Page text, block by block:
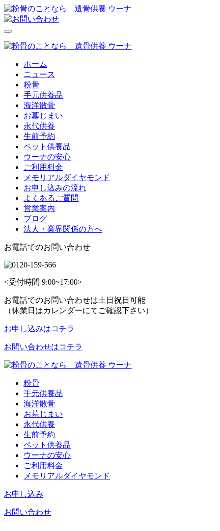
ホーム
ニュース
粉骨
手元供養品
海洋散骨
お墓じまい
永代供養
生前予約
ペット供養品
ウーナの安心
ご利用料金
メモリアルダイヤモンド
お申し込みの流れ
よくあるご質問
営業案内
ブログ
法人・業界関係の方へ
お電話でのお問い合わせ
<受付時間 9:00~17:00>
お電話でのお問い合わせは土日祝日可能
（休業日はカレンダーにてご確認下さい）
お申し込みはコチラ
お問い合わせはコチラ
粉骨
手元供養品
海洋散骨
お墓じまい
永代供養
生前予約
ペット供養品
ウーナの安心
ご利用料金
メモリアルダイヤモンド
お申し込み
お問い合わせ